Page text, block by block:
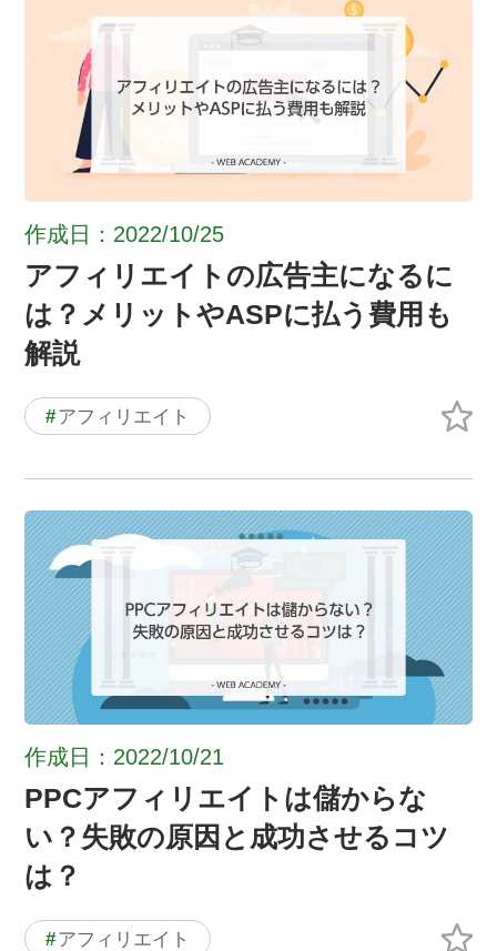
作成日：2022/10/25
アフィリエイトの広告主になるに
は？メリットやASPに払う費用も
解説
#アフィリエイト
作成日：2022/10/21
PPCアフィリエイトは儲からな
い？失敗の原因と成功させるコツ
は？
#アフィリエイト